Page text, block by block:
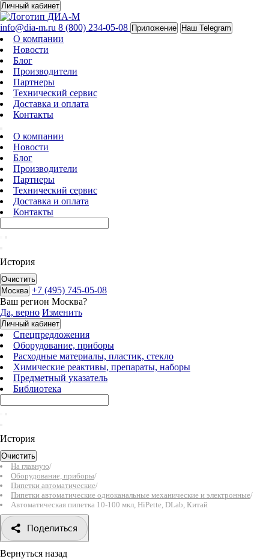
Личный кабинет
info@dia-m.ru 8 (800) 234-05-08 Приложение Наш Telegram
О компании
Новости
Блог
Производители
Партнеры
Технический сервис
Доставка и оплата
Контакты
О компании
Новости
Блог
Производители
Партнеры
Технический сервис
Доставка и оплата
Контакты
История
Очистить
Москва +7 (495) 745-05-08
Ваш регион Москва?
Да, верно Изменить
Личный кабинет
Спецпредложения
Оборудование, приборы
Расходные материалы, пластик, стекло
Химические реактивы, препараты, наборы
Предметный указатель
Библиотека
История
Очистить
На главную/
Оборудование, приборы/
Пипетки автоматические/
Пипетки автоматические одноканальные механические и электронные/
Автоматическая пипетка 10-100 мкл, HiPette, DLab, Китай
Поделиться
Вернуться назад